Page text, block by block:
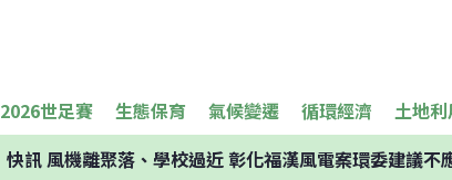
2026世足賽 生態保育 氣候變遷 循環經濟 土地利
快訊風機離聚落、學校過近 彰化福漢風電案環委建議不